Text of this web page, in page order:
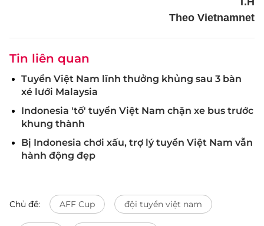
Theo Vietnamnet
Tin liên quan
Tuyển Việt Nam lĩnh thưởng khủng sau 3 bàn
xé lưới Malaysia
Indonesia 'tố' tuyển Việt Nam chặn xe bus trước
khung thành
Bị Indonesia chơi xấu, trợ lý tuyển Việt Nam vẫn
hành động đẹp
Chủ đề: AFF Cup đội tuyển việt nam